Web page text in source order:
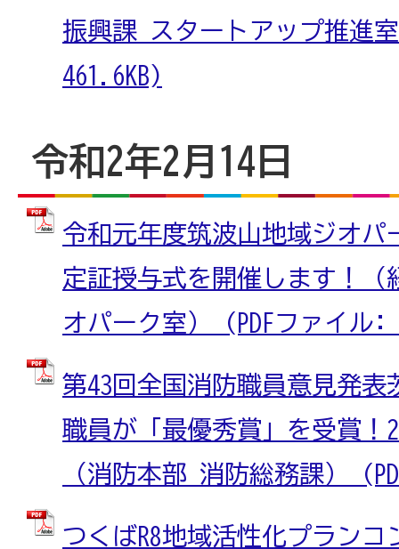
振興課 スタートアップ推進
461.6KB)
令和2年2月14日
令和元年度筑波山地域ジオパ
定証授与式を開催します！
オパーク室） (PDFファイル:
第43回全国消防職員意見発
職員が「最優秀賞」を受賞！
（消防本部 消防総務課）
つくばR8地域活性化プランコ